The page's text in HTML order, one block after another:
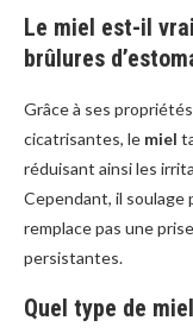
Le miel est-il
brûlures
Grâce à ses
cicatrisantes, le miel
réduisant ainsi les
Cependant, il soulage
remplace pas une
persistantes.
Quel type de